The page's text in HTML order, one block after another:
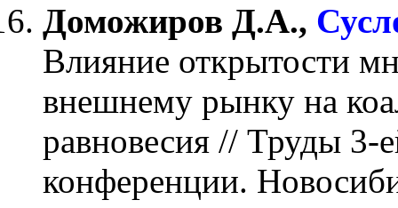
Доможиров Д.А.,
Влияние открытости
внешнему рынку на
равновесия // Труды 3-
конференции.